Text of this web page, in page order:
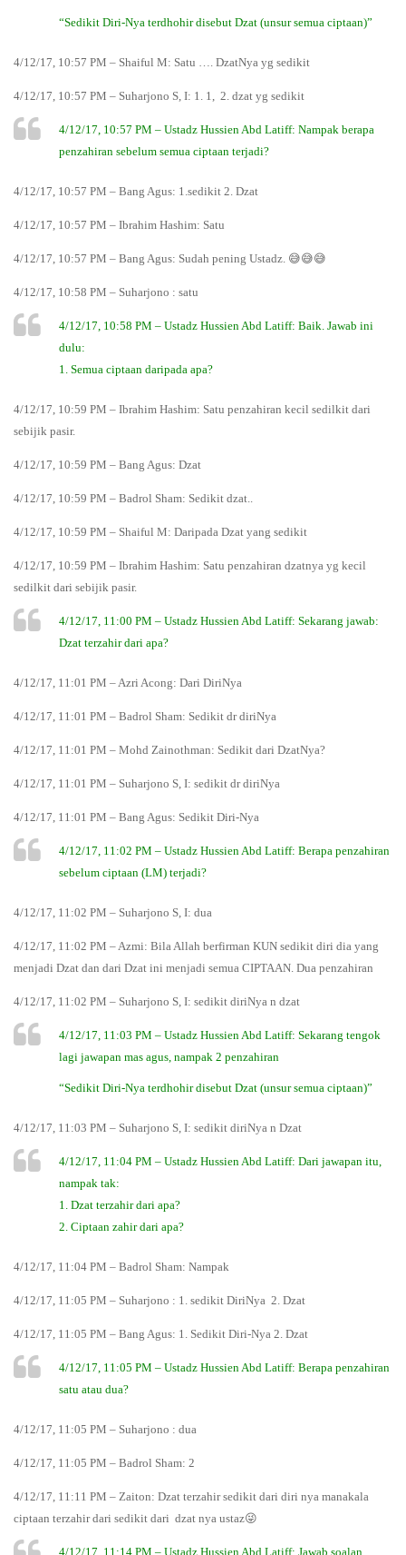
“Sedikit Diri-Nya terdhohir disebut Dzat (unsur semua ciptaan)”
4/12/17, 10:57 PM – Shaiful M: Satu …. DzatNya yg sedikit
4/12/17, 10:57 PM – Suharjono S, I: 1. 1, 2. dzat yg sedikit
4/12/17, 10:57 PM – Ustadz Hussien Abd Latiff: Nampak berapa
penzahiran sebelum semua ciptaan terjadi?
4/12/17, 10:57 PM – Bang Agus: 1.sedikit 2. Dzat
4/12/17, 10:57 PM – Ibrahim Hashim: Satu
4/12/17, 10:57 PM – Bang Agus: Sudah pening Ustadz. 😅😅😅
4/12/17, 10:58 PM – Suharjono : satu
4/12/17, 10:58 PM – Ustadz Hussien Abd Latiff: Baik. Jawab ini
dulu:
1. Semua ciptaan daripada apa?
4/12/17, 10:59 PM – Ibrahim Hashim: Satu penzahiran kecil sedilkit dari
sebijik pasir.
4/12/17, 10:59 PM – Bang Agus: Dzat
4/12/17, 10:59 PM – Badrol Sham: Sedikit dzat..
4/12/17, 10:59 PM – Shaiful M: Daripada Dzat yang sedikit
4/12/17, 10:59 PM – Ibrahim Hashim: Satu penzahiran dzatnya yg kecil
sedilkit dari sebijik pasir.
4/12/17, 11:00 PM – Ustadz Hussien Abd Latiff: Sekarang jawab:
Dzat terzahir dari apa?
4/12/17, 11:01 PM – Azri Acong: Dari DiriNya
4/12/17, 11:01 PM – Badrol Sham: Sedikit dr diriNya
4/12/17, 11:01 PM – Mohd Zainothman: Sedikit dari DzatNya?
4/12/17, 11:01 PM – Suharjono S, I: sedikit dr diriNya
4/12/17, 11:01 PM – Bang Agus: Sedikit Diri-Nya
4/12/17, 11:02 PM – Ustadz Hussien Abd Latiff: Berapa penzahiran
sebelum ciptaan (LM) terjadi?
4/12/17, 11:02 PM – Suharjono S, I: dua
4/12/17, 11:02 PM – Azmi: Bila Allah berfirman KUN sedikit diri dia yang
menjadi Dzat dan dari Dzat ini menjadi semua CIPTAAN. Dua penzahiran
4/12/17, 11:02 PM – Suharjono S, I: sedikit diriNya n dzat
4/12/17, 11:03 PM – Ustadz Hussien Abd Latiff: Sekarang tengok
lagi jawapan mas agus, nampak 2 penzahiran
“Sedikit Diri-Nya terdhohir disebut Dzat (unsur semua ciptaan)”
4/12/17, 11:03 PM – Suharjono S, I: sedikit diriNya n Dzat
4/12/17, 11:04 PM – Ustadz Hussien Abd Latiff: Dari jawapan itu,
nampak tak:
1. Dzat terzahir dari apa?
2. Ciptaan zahir dari apa?
4/12/17, 11:04 PM – Badrol Sham: Nampak
4/12/17, 11:05 PM – Suharjono : 1. sedikit DiriNya 2. Dzat
4/12/17, 11:05 PM – Bang Agus: 1. Sedikit Diri-Nya 2. Dzat
4/12/17, 11:05 PM – Ustadz Hussien Abd Latiff: Berapa penzahiran
satu atau dua?
4/12/17, 11:05 PM – Suharjono : dua
4/12/17, 11:05 PM – Badrol Sham: 2
4/12/17, 11:11 PM – Zaiton: Dzat terzahir sedikit dari diri nya manakala
ciptaan terzahir dari sedikit dari dzat nya ustaz😜
4/12/17, 11:14 PM – Ustadz Hussien Abd Latiff: Jawab soalan